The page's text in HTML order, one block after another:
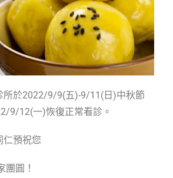
所於2022/9/9(五)-9/11(日)中秋節
9/12(一)恢復正常看診。
仁預祝您
團圓！